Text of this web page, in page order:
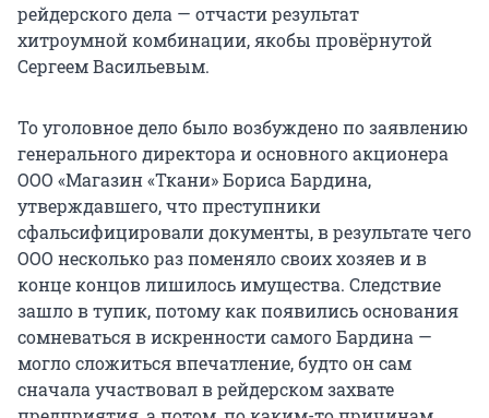
рейдерского дела — отчасти результат
хитроумной комбинации, якобы провёрнутой
Сергеем Васильевым.
То уголовное дело было возбуждено по заявлению
генерального директора и основного акционера
ООО «Магазин «Ткани» Бориса Бардина,
утверждавшего, что преступники
сфальсифицировали документы, в результате чего
ООО несколько раз поменяло своих хозяев и в
конце концов лишилось имущества. Следствие
зашло в тупик, потому как появились основания
сомневаться в искренности самого Бардина —
могло сложиться впечатление, будто он сам
сначала участвовал в рейдерском захвате